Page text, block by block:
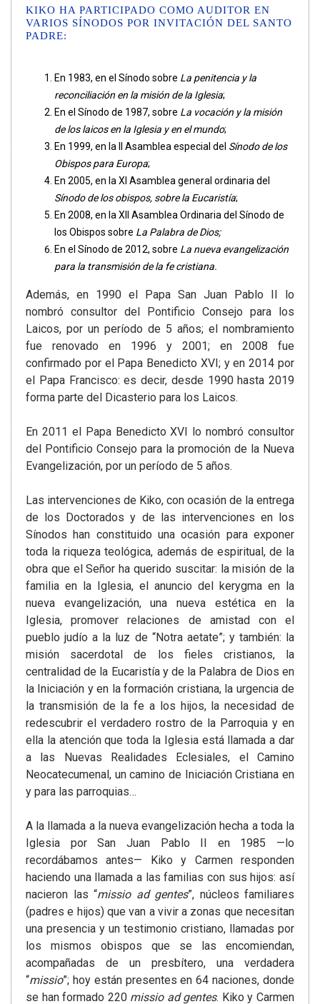
KIKO HA PARTICIPADO COMO AUDITOR EN
VARIOS SÍNODOS POR INVITACIÓN DEL SANTO
PADRE:
En 1983, en el Sínodo sobre La penitencia y la
reconciliación en la misión de la Iglesia;
En el Sínodo de 1987, sobre La vocación y la misión
de los laicos en la Iglesia y en el mundo;
En 1999, en la II Asamblea especial del Sínodo de los
Obispos para Europa;
En 2005, en la XI Asamblea general ordinaria del
Sínodo de los obispos, sobre la Eucaristía;
En 2008, en la XII Asamblea Ordinaria del Sínodo de
los Obispos sobre La Palabra de Dios;
En el Sínodo de 2012, sobre La nueva evangelización
para la transmisión de la fe cristiana.
Además, en 1990 el Papa San Juan Pablo II lo
nombró consultor del Pontificio Consejo para los
Laicos, por un período de 5 años; el nombramiento
fue renovado en 1996 y 2001; en 2008 fue
confirmado por el Papa Benedicto XVI; y en 2014 por
el Papa Francisco: es decir, desde 1990 hasta 2019
forma parte del Dicasterio para los Laicos.
En 2011 el Papa Benedicto XVI lo nombró consultor
del Pontificio Consejo para la promoción de la Nueva
Evangelización, por un período de 5 años.
Las intervenciones de Kiko, con ocasión de la entrega
de los Doctorados y de las intervenciones en los
Sínodos han constituido una ocasión para exponer
toda la riqueza teológica, además de espiritual, de la
obra que el Señor ha querido suscitar: la misión de la
familia en la Iglesia, el anuncio del kerygma en la
nueva evangelización, una nueva estética en la
Iglesia, promover relaciones de amistad con el
pueblo judío a la luz de “Notra aetate”; y también: la
misión sacerdotal de los fieles cristianos, la
centralidad de la Eucaristía y de la Palabra de Dios en
la Iniciación y en la formación cristiana, la urgencia de
la transmisión de la fe a los hijos, la necesidad de
redescubrir el verdadero rostro de la Parroquia y en
ella la atención que toda la Iglesia está llamada a dar
a las Nuevas Realidades Eclesiales, el Camino
Neocatecumenal, un camino de Iniciación Cristiana en
y para las parroquias…
A la llamada a la nueva evangelización hecha a toda la
Iglesia por San Juan Pablo II en 1985 —lo
recordábamos antes— Kiko y Carmen responden
haciendo una llamada a las familias con sus hijos: así
nacieron las “missio ad gentes”, núcleos familiares
(padres e hijos) que van a vivir a zonas que necesitan
una presencia y un testimonio cristiano, llamadas por
los mismos obispos que se las encomiendan,
acompañadas de un presbítero, una verdadera
“missio”; hoy están presentes en 64 naciones, donde
se han formado 220 missio ad gentes. Kiko y Carmen